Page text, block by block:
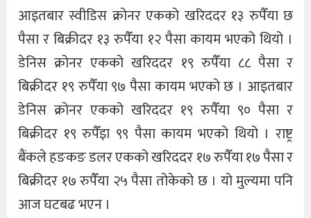
आइतबार स्वीडिस क्रोनर एकको खरिददर १३ रुपैँया छ
पैसा र बिक्रीदर १३ रुपैँया १२ पैसा कायम भएको थियो ।
डेनिस क्रोनर एकको खरिददर १९ रुपैँया ८८ पैसा र
बिक्रीदर १९ रुपैँया ९७ पैसा कायम भएको छ । आइतबार
डेनिस क्रोनर एकको खरिददर १९ रुपैँया ९० पैसा र
बिक्रीदर १९ रुपैँइा ९९ पैसा कायम भएको थियो । राष्ट्र
बैंकले हङकङ डलर एकको खरिददर १७ रुपैँया १७ पैसा र
बिक्रीदर १७ रुपैँया २५ पैसा तोकेको छ । यो मुल्यमा पनि
आज घटबढ भएन ।